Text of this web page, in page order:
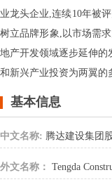
业龙头企业,连续10年被
树立品牌形象,以市场需
地产开发领域逐步延伸的
和新兴产业投资为两翼的
基本信息
中文名称: 腾达建设集团
外文名称： Tengda